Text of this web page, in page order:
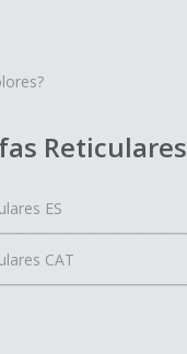
Reticulares
ES
CAT